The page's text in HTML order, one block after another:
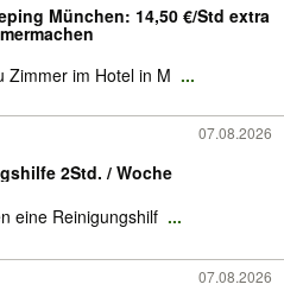
München: 14,50 €/Std extra
Zimmer im Hotel in M ...
07.08.2026
2Std. / Woche
eine Reinigungshilf ...
07.08.2026